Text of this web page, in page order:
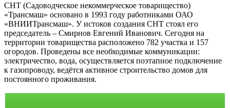
СНТ (Садоводческое некоммерческое товарищество)
«Трансмаш» основано в 1993 году работниками ОАО
«ВНИИТрансмаш». У истоков создания СНТ стоял его
председатель – Смирнов Евгений Иванович. Сегодня на
территории товарищества расположено 782 участка и 157
огородов. Проведены все необходимые коммуникации:
электричество, вода, осуществляется поэтапное подключение
к газопроводу, ведётся активное строительство домов для
постоянного проживания.